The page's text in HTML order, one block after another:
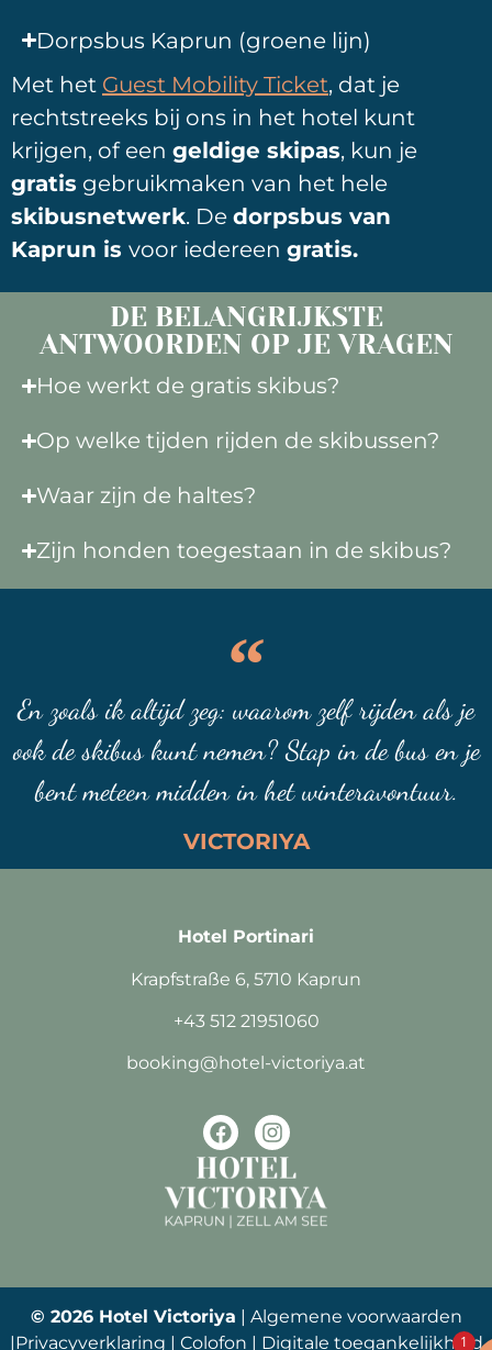
Dorpsbus Kaprun (groene lijn)
Met het Guest Mobility Ticket, dat je
rechtstreeks bij ons in het hotel kunt
krijgen, of een geldige skipas, kun je
gratis gebruikmaken van het hele
skibusnetwerk. De dorpsbus van
Kaprun is voor iedereen gratis.
DE BELANGRIJKSTE
ANTWOORDEN OP JE VRAGEN
Hoe werkt de gratis skibus?
Op welke tijden rijden de skibussen?
Waar zijn de haltes?
Zijn honden toegestaan in de skibus?
En zoals ik altijd zeg: waarom zelf rijden als je
ook de skibus kunt nemen? Stap in de bus en je
bent meteen midden in het winteravontuur.
VICTORIYA
Hotel Portinari
Krapfstraße 6, 5710 Kaprun
+43 512 21951060
booking@hotel-victoriya.at
© 2026 Hotel Victoriya | Algemene voorwaarden
|Privacyverklaring | Colofon | Digitale toegankelijkheid
1